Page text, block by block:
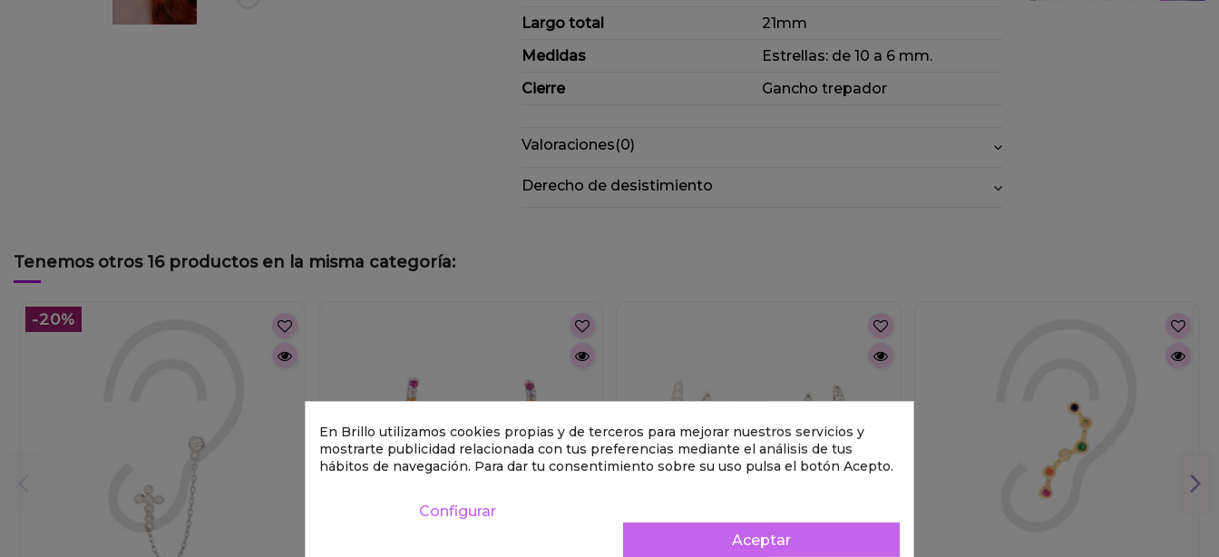
Largo total
21mm
Medidas
Estrellas: de 10 a 6 mm.
Cierre
Gancho trepador
Valoraciones(0)
Derecho de desistimiento
Tenemos otros 16 productos en la misma categoría:
-20%
En Brillo utilizamos cookies propias y de terceros para mejorar nuestros servicios y
mostrarte publicidad relacionada con tus preferencias mediante el análisis de tus
hábitos de navegación. Para dar tu consentimiento sobre su uso pulsa el botón Acepto.
Configurar
Aceptar